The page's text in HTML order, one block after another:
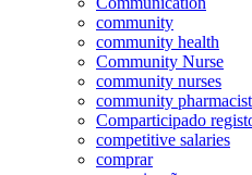
community
community health
Community Nurse
community nurses
community pharmacist
Comparticipado
competitive salaries
comprar